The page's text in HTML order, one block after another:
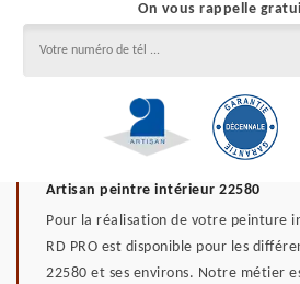
On vous rappelle
Artisan peintre intérieur 22580
Pour la réalisation de votre peinture
RD PRO est disponible pour les
22580 et ses environs. Notre métier